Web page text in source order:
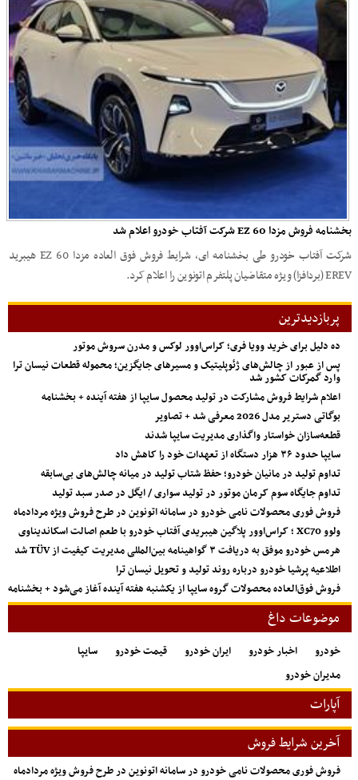
بخشنامه فروش مزدا EZ 60 شرکت آفتاب خودرو اعلام شد
شرکت آفتاب خودرو طی بخشنامه ای، شرایط فروش فوق العاده مزدا EZ 60 هیبرید
EREV (بردافزا) ویژه متقاضیان پلتفرم اتونوین را اعلام کرد.
پربازدیدترین
ده دلیل برای خرید وویا فری؛ کراس‌اوور لوکس و مدرن سروش موتور
پس از عبور از چالش‌های ژئوپلیتیک و مسیرهای جایگزین؛ محموله قطعات نیسان ترا
وارد گمرکات کشور شد
اعلام شرایط فروش مشارکت در تولید محصول سایپا از هفته آینده + بخشنامه
بوگاتی دستریر مدل 2026 معرفی شد + تصاویر
قطعه‌سازان خواستار واگذاری مدیریت سایپا شدند
سایپا حدود ۳۶ هزار دستگاه از تعهدات خود را کاهش داد
تداوم تولید در مانیان خودرو؛ حفظ شتاب تولید در میانه چالش‌های بی‌سابقه
تداوم جایگاه سوم کرمان موتور در تولید سواری / ایگل در صدر سبد تولید
فروش فوری محصولات نامی خودرو در سامانه اتونوین در طرح فروش ویژه مردادماه
ولوو XC70 ؛ کراس‌اوور پلاگین هیبریدی آفتاب خودرو با طعم اصالت اسکاندیناوی
هرمس خودرو موفق به دریافت ۳ گواهینامه بین‌المللی مدیریت کیفیت از TÜV شد
اطلاعیه پرشیا خودرو درباره روند تولید و تحویل نیسان ترا
فروش فوق‌العاده محصولات گروه سایپا از یکشنبه هفته آینده آغاز می‌شود + بخشنامه
موضوعات داغ
خودرو اخبار خودرو ایران خودرو قیمت خودرو
سایپا
مدیران خودرو
آپارات
آخرین شرایط فروش
فروش فوری محصولات نامی خودرو در سامانه اتونوین در طرح فروش ویژه مردادماه